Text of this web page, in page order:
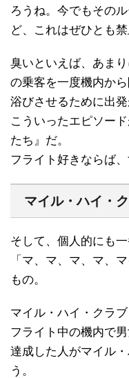
ろうね。今でもその
ど、これはぜひとも
臭いといえば、あま
の乗客を一度機内か
浴びさせるために出
こういったエピソー
たち』だ。
フライト好きならば
マイル・ハイ・
そして、個人的にも
「マ、マ、マ、マ、
もの。
マイル・ハイ・クラ
フライト中の機内で
達成した人がマイル
う。